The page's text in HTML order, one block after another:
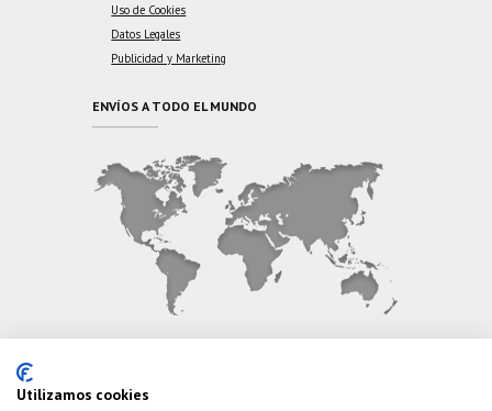
Uso de Cookies
Datos Legales
Publicidad y Marketing
ENVÍOS A TODO EL MUNDO
Utilizamos cookies